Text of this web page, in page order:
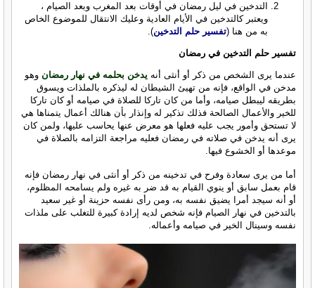
التدخين في ليل رمضان في أوقات بعد المغرب وبعد الصيام ،
ويعتبر كالتدخين في الأيام العادية وعليك الانتقال للموضوع الخاص
به من هنا (تفسير حلم التدخين).
تفسير حلم التدخين في رمضان
عندما يرى الشخص من ذكر أو أنثى أنه يدخن بحلمه في نهار رمضان وهو
مدخن في الواقع، فإنه من تهيئ الشيطان له ليذكره بالملذات ويسوق
بطريقه ليبطل صيامه، وأما من كان تاركا للصلاة في صيامه أو كان تاركا
للخير والأعمال الصالحة فذلك تذكير له وإنذار بأن هنالك أعمال يتمناها هي
لا تستحق وأمور يجب عليه فعلها هو معرض عنها يحاسب عليها، ولمن كان
يرى أنه يدخن في صلاته في رمضان فعليه مراجعة التزامه بالصلاة في
موعدها أو الخشوع فيها.
أما من يرى سعادة وفرح في تدخينه من ذكر أو أنثى في نهار رمضان فإنه
قام بعمل سابق أو ينوي القيام به قد ضر به غيره ولم يسامحه المظلوم،
أو أنه سيجد أمرا يضيق نفسه به، ومن رأى نفسه حزينة أو غير سعيد
بالتدخين في نهار الصيام فإنه شخص لديه إرادة كبيرة للتغلب على ملذات
نفسه وسينال الخير في صيامه وأعماله.